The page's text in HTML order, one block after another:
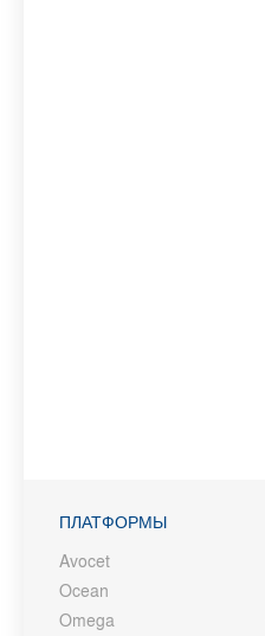
ПЛАТФОРМЫ
Avocet
Ocean
Omega